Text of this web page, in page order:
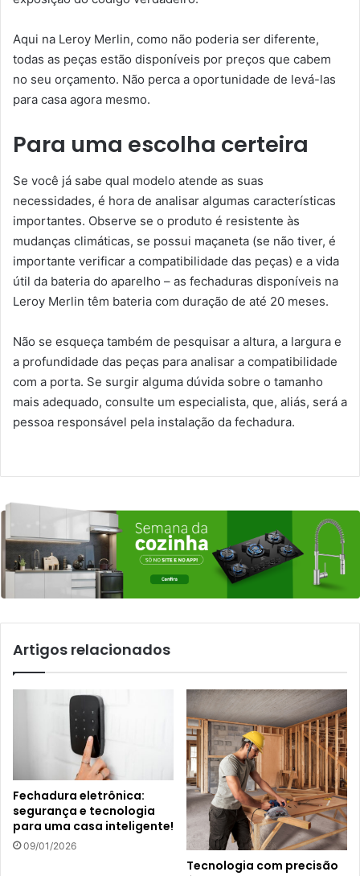
Aqui na Leroy Merlin, como não poderia ser diferente,
todas as peças estão disponíveis por preços que cabem
no seu orçamento. Não perca a oportunidade de levá-las
para casa agora mesmo.
Para uma escolha certeira
Se você já sabe qual modelo atende as suas
necessidades, é hora de analisar algumas características
importantes. Observe se o produto é resistente às
mudanças climáticas, se possui maçaneta (se não tiver, é
importante verificar a compatibilidade das peças) e a vida
útil da bateria do aparelho – as fechaduras disponíveis na
Leroy Merlin têm bateria com duração de até 20 meses.
Não se esqueça também de pesquisar a altura, a largura e
a profundidade das peças para analisar a compatibilidade
com a porta. Se surgir alguma dúvida sobre o tamanho
mais adequado, consulte um especialista, que, aliás, será a
pessoa responsável pela instalação da fechadura.
Artigos relacionados
Fechadura eletrônica:
segurança e tecnologia
para uma casa inteligente!
09/01/2026
Tecnologia com precisão